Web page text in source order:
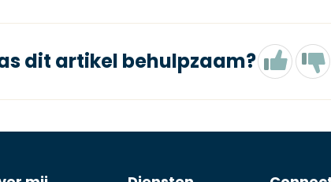
dit artikel behulpzaam?